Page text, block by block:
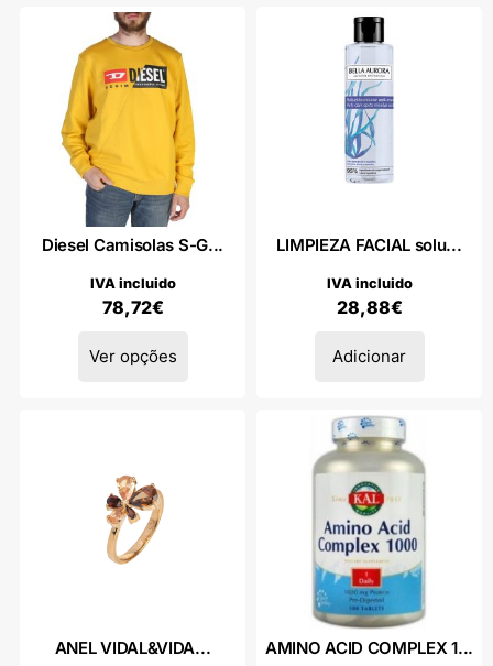
Diesel Camisolas S-G...
78,72€
IVA incluido
Ver opções
LIMPIEZA FACIAL solu...
28,88€
IVA incluido
Adicionar
ANEL VIDAL&VIDA... AMINO ACID COMPLEX 1...